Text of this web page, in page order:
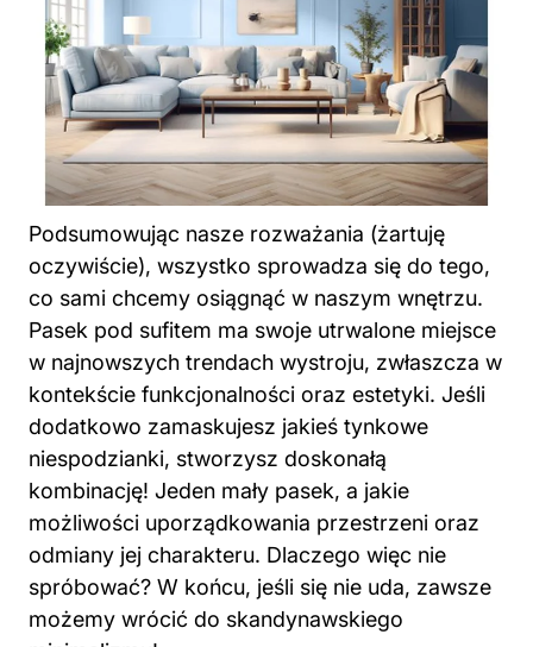
Podsumowując nasze rozważania (żartuję
oczywiście), wszystko sprowadza się do tego,
co sami chcemy osiągnąć w naszym wnętrzu.
Pasek pod sufitem ma swoje utrwalone miejsce
w najnowszych trendach wystroju, zwłaszcza w
kontekście funkcjonalności oraz estetyki. Jeśli
dodatkowo zamaskujesz jakieś tynkowe
niespodzianki, stworzysz doskonałą
kombinację! Jeden mały pasek, a jakie
możliwości uporządkowania przestrzeni oraz
odmiany jej charakteru. Dlaczego więc nie
spróbować? W końcu, jeśli się nie uda, zawsze
możemy wrócić do skandynawskiego